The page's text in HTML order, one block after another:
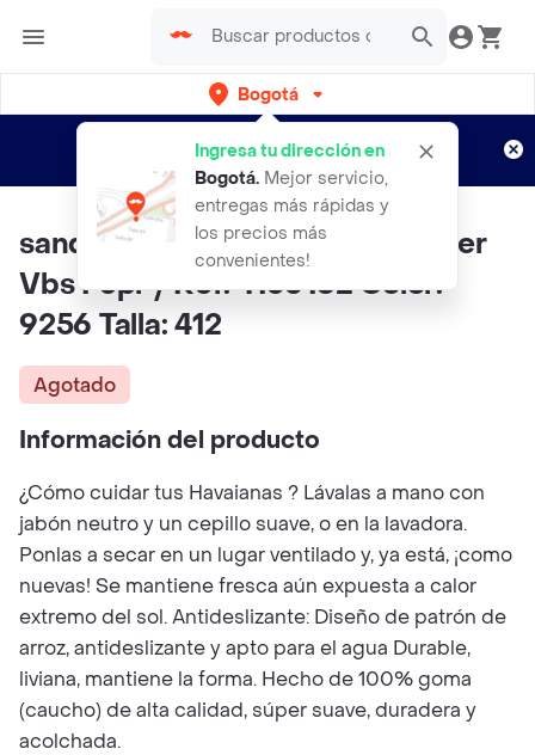
Bogotá
Ingresa tu dirección en
Bogotá. Mejor servicio,
entregas más rápidas y
los precios más
convenientes!
envíos gratis por semanas
Aplican TyC
sandalias Havaianas Top Summer
Vbs Fcpr / Ref: 4150162 Color:
9256 Talla: 412
Agotado
Información del producto
¿Cómo cuidar tus Havaianas ? Lávalas a mano con
jabón neutro y un cepillo suave, o en la lavadora.
Ponlas a secar en un lugar ventilado y, ya está, ¡como
nuevas! Se mantiene fresca aún expuesta a calor
extremo del sol. Antideslizante: Diseño de patrón de
arroz, antideslizante y apto para el agua Durable,
liviana, mantiene la forma. Hecho de 100% goma
(caucho) de alta calidad, súper suave, duradera y
acolchada.